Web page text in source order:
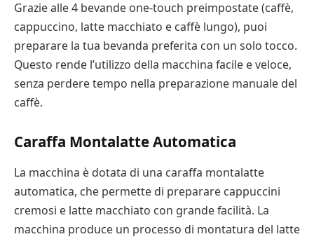
Grazie alle 4 bevande one-touch preimpostate (caffè,
cappuccino, latte macchiato e caffè lungo), puoi
preparare la tua bevanda preferita con un solo tocco.
Questo rende l’utilizzo della macchina facile e veloce,
senza perdere tempo nella preparazione manuale del
caffè.
Caraffa Montalatte Automatica
La macchina è dotata di una caraffa montalatte
automatica, che permette di preparare cappuccini
cremosi e latte macchiato con grande facilità. La
macchina produce un processo di montatura del latte